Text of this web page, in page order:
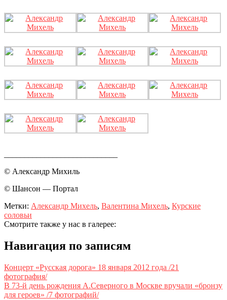
© Александр Михиль
© Шансон — Портал
Метки: Александр Михель, Валентина Михель, Курские
соловьи
Смотрите также у нас в галерее:
Навигация по записям
Концерт «Русская дорога» 18 января 2012 года /21
фотография/
В 73-й день рождения А.Северного в Москве вручали «бронзу
для героев» /7 фотографий/